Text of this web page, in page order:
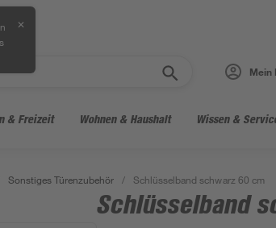
✕
Mein
& Freizeit Wohnen & Haushalt Wissen &
Sonstiges Türenzubehör / Schlüsselband schwarz 60 cm
Schlüsselband